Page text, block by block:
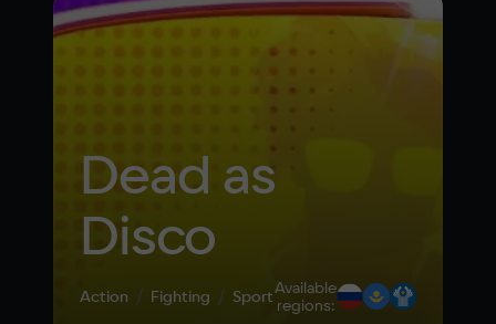
Dead as
Disco
Action Fighting SportAvailable
regions: